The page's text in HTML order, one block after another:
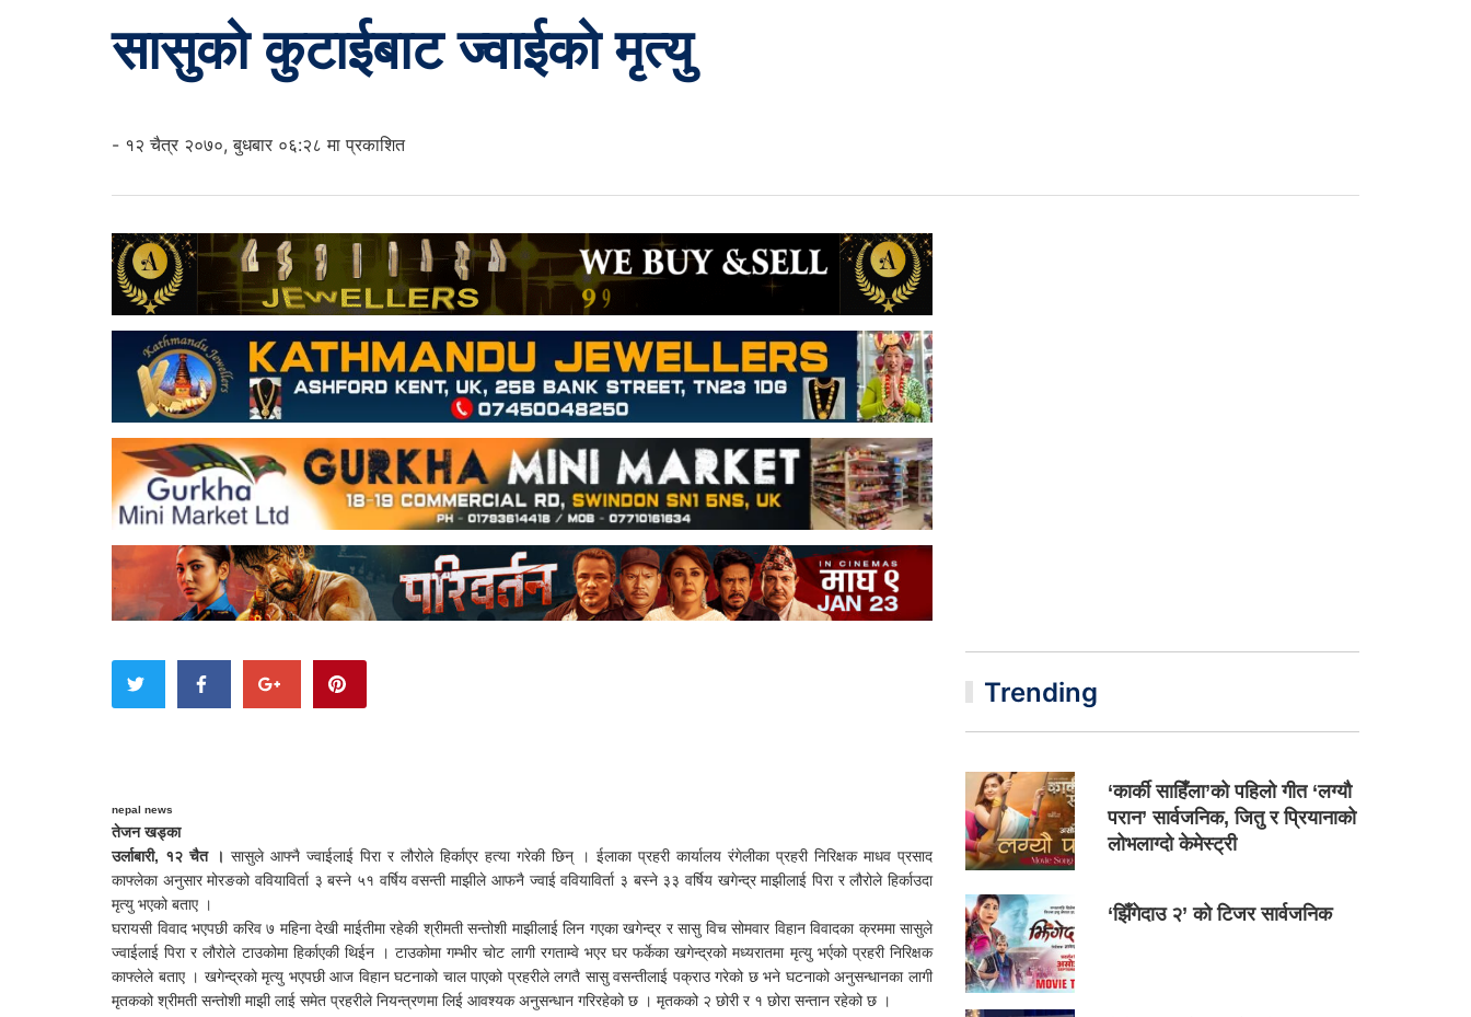
सासुको कुटाईबाट ज्वाईको मृत्यु
- १२ चैत्र २०७०, बुधबार ०६:२८ मा प्रकाशित
nepal news
तेजन खड्का
उर्लाबारी, १२ चैत । सासुले आफ्नै ज्वाईलाई पिरा र लौरोले हिर्काएर हत्या गरेकी छिन् । ईलाका प्रहरी कार्यालय रंगेलीका प्रहरी निरिक्षक माधव प्रसाद
काफ्लेका अनुसार मोरङको ववियाविर्ता ३ बस्ने ५१ वर्षिय वसन्ती माझीले आफनै ज्वाई ववियाविर्ता ३ बस्ने ३३ वर्षिय खगेन्द्र माझीलाई पिरा र लौरोले हिर्काउदा
मृत्यु भएको बताए ।
घरायसी विवाद भएपछी करिव ७ महिना देखी माईतीमा रहेकी श्रीमती सन्तोशी माझीलाई लिन गएका खगेन्द्र र सासु विच सोमवार विहान विवादका क्रममा सासुले
ज्वाईलाई पिरा र लौरोले टाउकोमा हिर्काएकी थिईन । टाउकोमा गम्भीर चोट लागी रगताम्वे भएर घर फर्केका खगेन्द्रको मध्यरातमा मृत्यु भर्एको प्रहरी निरिक्षक
काफ्लेले बताए । खगेन्द्रको मृत्यु भएपछी आज विहान घटनाको चाल पाएको प्रहरीले लगतै सासु वसन्तीलाई पक्राउ गरेको छ भने घटनाको अनुसन्धानका लागी
मृतकको श्रीमती सन्तोशी माझी लाई समेत प्रहरीले नियन्त्रणमा लिई आवश्यक अनुसन्धान गरिरहेको छ । मृतकको २ छोरी र १ छोरा सन्तान रहेको छ ।
Trending
‘कार्की साहिँला’को पहिलो गीत ‘लग्यौ
परान’ सार्वजनिक, जितु र प्रियानाको
लोभलाग्दो केमेस्ट्री
‘झिँगेदाउ २’ को टिजर सार्वजनिक